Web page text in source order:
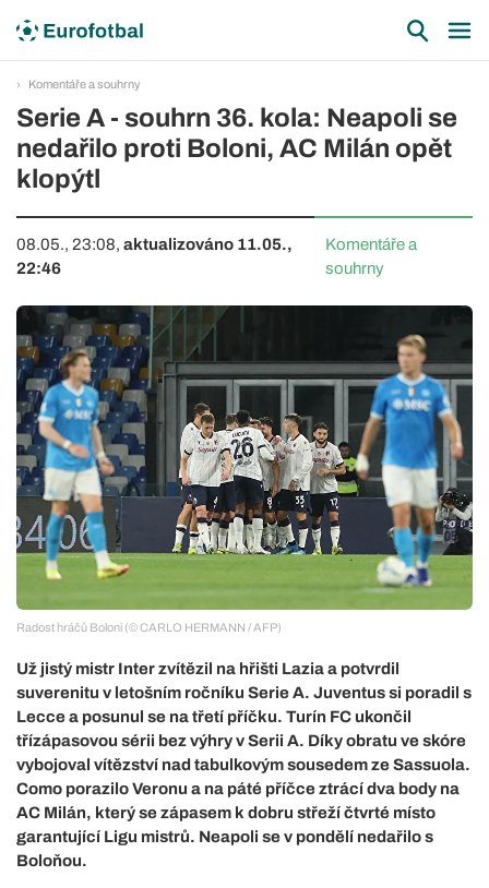
Komentáře a souhrny
Serie A - souhrn 36. kola: Neapoli se
nedařilo proti Boloni, AC Milán opět
klopýtl
08.05., 23:08, aktualizováno 11.05.,
22:46
Komentáře a
souhrny
Radost hráčů Boloni (© CARLO HERMANN / AFP)
Už jistý mistr Inter zvítězil na hřišti Lazia a potvrdil
suverenitu v letošním ročníku Serie A. Juventus si poradil s
Lecce a posunul se na třetí příčku. Turín FC ukončil
třízápasovou sérii bez výhry v Serii A. Díky obratu ve skóre
vybojoval vítězství nad tabulkovým sousedem ze Sassuola.
Como porazilo Veronu a na páté příčce ztrácí dva body na
AC Milán, který se zápasem k dobru střeží čtvrté místo
garantující Ligu mistrů. Neapoli se v pondělí nedařilo s
Boloňou.